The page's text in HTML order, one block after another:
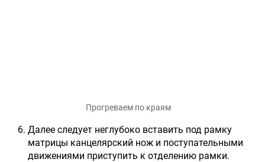
Прогреваем по краям
Далее следует неглубоко вставить под рамку
матрицы канцелярский нож и поступательными
движениями приступить к отделению рамки.